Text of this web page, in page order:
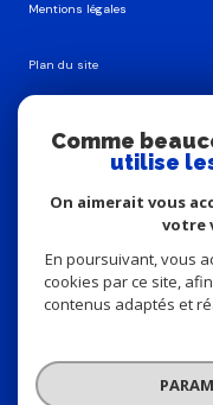
Mentions légales
Plan du site
Cookies
© 2026 | Tous droits réservés
Comme
utilise
On aimerait vous
votre
En poursuivant, vous
cookies par ce site,
contenus adaptés et